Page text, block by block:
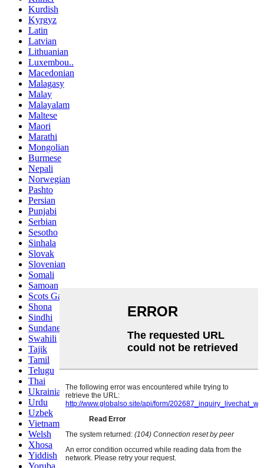
Kurdish
Kyrgyz
Latin
Latvian
Lithuanian
Luxembou..
Macedonian
Malagasy
Malay
Malayalam
Maltese
Maori
Marathi
Mongolian
Burmese
Nepali
Norwegian
Pashto
Persian
Punjabi
Serbian
Sesotho
Sinhala
Slovak
Slovenian
Somali
Samoan
Scots Gaelic
Shona
Sindhi
Sundanese
Swahili
Tajik
Tamil
Telugu
Thai
Ukrainian
Urdu
Uzbek
Vietnamese
Welsh
Xhosa
Yiddish